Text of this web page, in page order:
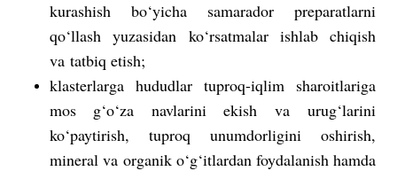
kurashish bo‘yicha samarador preparatlarni
qo‘llash yuzasidan ko‘rsatmalar ishlab chiqish
va tatbiq etish;
klasterlarga hududlar tuproq-iqlim sharoitlariga
mos g‘o‘za navlarini ekish va urug‘larini
ko‘paytirish, tuproq unumdorligini oshirish,
mineral va organik o‘g‘itlardan foydalanish hamda